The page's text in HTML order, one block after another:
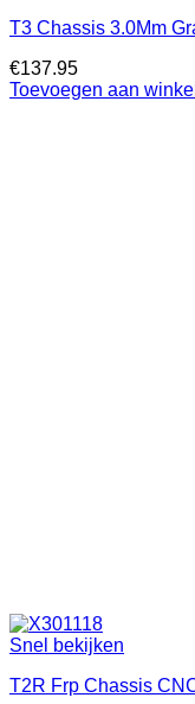
T3 Chassis 3.0Mm
€137.95
Toevoegen aan
Snel bekijken
T2R Frp Chassis